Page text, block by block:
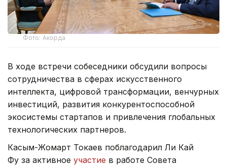
Фото: Акорда
В ходе встречи собеседники обсудили вопросы
сотрудничества в сферах искусственного
интеллекта, цифровой трансформации, венчурных
инвестиций, развития конкурентоспособной
экосистемы стартапов и привлечения глобальных
технологических партнеров.
Касым-Жомарт Токаев поблагодарил Ли Кай
Фу за активное участие в работе Совета